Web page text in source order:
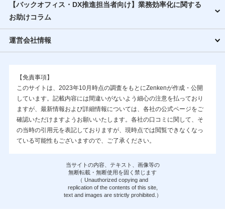
【バックオフィス・DX推進担当者向け】業務効率化に関する
お助けコラム
運営会社情報
【免責事項】
このサイトは、2023年10月時点の調査をもとにZenkenが作成・公開
しています。記載内容には間違いがないよう細心の注意を払っており
ますが、最新情報および詳細情報については、各社の公式ページをご
確認いただけますようお願いいたします。各社の口コミに関して、そ
の当時の引用元を表記しておりますが、現時点では閲覧できなくなっ
ている可能性もございますので、ご了承ください。
当サイトの内容、テキスト、画像等の
無断転載・無断使用を固く禁じます
（ Unauthorized copying and
replication of the contents of this site,
text and images are strictly prohibited.）